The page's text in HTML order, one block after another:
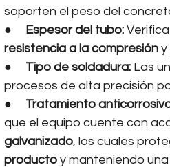
soporten el peso del
●
Espesor del tubo:
resistencia a la compresión y
● Tipo de soldadura: Las
procesos de alta precisión
● Tratamiento
que el equipo cuente con
galvanizado, los cuales
producto y manteniendo